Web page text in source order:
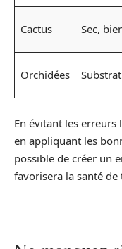
Cactus Sec,
Orchidées
En évitant les erreurs
en appliquant les
possible de créer un
favorisera la santé